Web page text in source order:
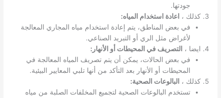
جودتها.
كذلك ، اعادة استخدام المياه:
في بعض المناطق، يتم إعادة استخدام مياه المجاري المعالجة
لأغراض مثل الري أو التبريد الصناعي.
ايضا ، التصريف في المحيطات أو الأنهار:
في بعض الحالات، يمكن أن يتم تصريف المياه المعالجة في
المحيطات أو الأنهار بعد التأكد من أنها تلبي المعايير البيئية.
كذلك ، البالوعات الصحية:
تستخدم البالوعات الصحية لتجميع المخلفات الصلبة من مياه